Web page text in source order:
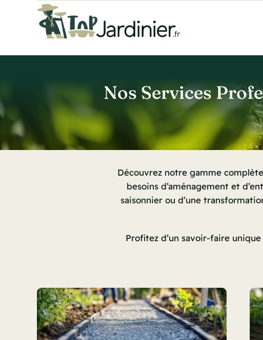
Nos Services
Découvrez notre gamme
besoins d’aménagement et
saisonnier ou d’une
Profitez d’un savoir-faire